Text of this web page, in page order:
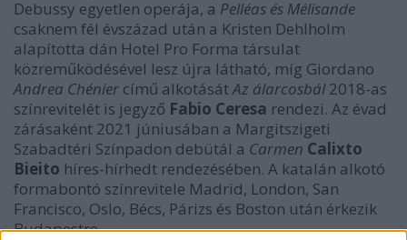
Debussy egyetlen operája, a Pelléas és Mélisande
csaknem fél évszázad után a Kristen Dehlholm
alapította dán Hotel Pro Forma társulat
közreműködésével lesz újra látható, míg Giordano
Andrea Chénier című alkotásátAz álarcosbál2018-as
színrevitelét is jegyző Fabio Ceresa rendezi. Az évad
zárásaként 2021 júniusában a Margitszigeti
Szabadtéri Színpadon debütál a Carmen Calixto
Bieito híres-hírhedt rendezésében. A katalán alkotó
formabontó színrevitele Madrid, London, San
Francisco, Oslo, Bécs, Párizs és Boston után érkezik
Budapestre.